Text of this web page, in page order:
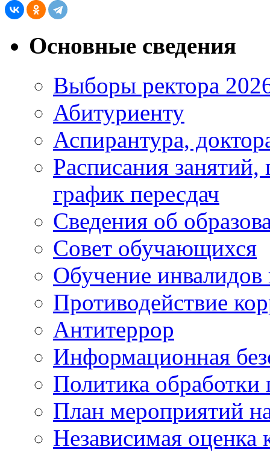
Основные сведения
Выборы ректора
Абитуриенту
Аспирантура,
Расписания
график пересдач
Сведения об
Совет обучающихся
Обучение
Противодействие
Антитеррор
Информационная
Политика
План мероприятий
Независимая оценка